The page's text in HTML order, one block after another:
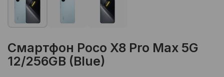
Смартфон Poco X8 Pro Max 5G
12/256GB (Blue)